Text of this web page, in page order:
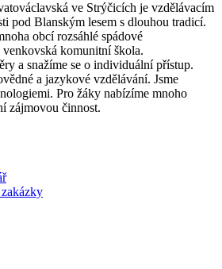
ve Strýčicích je vzdělávacím
pod Blanským lesem s dlouhou tradicí.
obcí rozsáhlé spádové
komunitní škola.
a snažíme se o individuální přístup.
a jazykové vzdělávání. Jsme
Pro žáky nabízíme mnoho
zájmovou činnost.